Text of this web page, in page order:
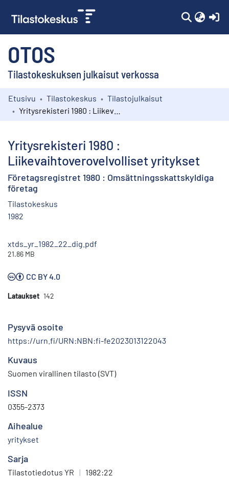
OTOS
Tilastokeskuksen julkaisut verkossa
Kokoelmat
Etusivu Tilastokeskus
Tilastojulkaisut
Yritysrekisteri 1980 :
Liikevaihtoverovelvolliset yritykset
Företagsregistret 1980 : Omsättningsskattskyldiga
företag
Tilastokeskus
1982
xtds_yr_1982_22_dig.pdf
21.86 MB
CC BY 4.0
Lataukset 142
Pysyvä osoite
https://urn.fi/URN:NBN:fi-fe2023013122043
Kuvaus
Suomen virallinen tilasto (SVT)
ISSN
0355-2373
Aihealue
yritykset
Sarja
Tilastotiedotus YR | 1982:22